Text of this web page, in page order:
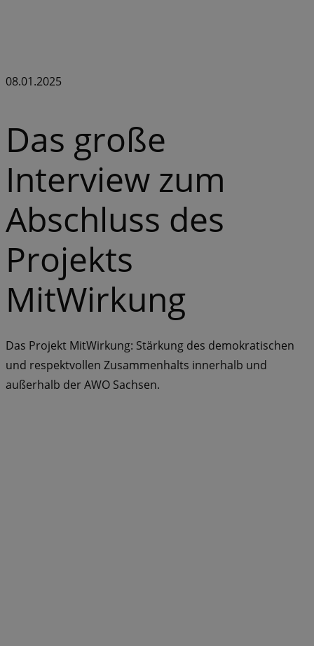
08.01.2025
Das große
Interview zum
Abschluss des
Projekts
MitWirkung
Das Projekt MitWirkung: Stärkung des demokratischen
und respektvollen Zusammenhalts innerhalb und
außerhalb der AWO Sachsen.